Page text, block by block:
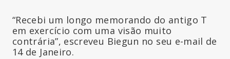
“Recebi um longo memorando do antigo T
em exercício com uma visão muito
contrária”, escreveu Biegun no seu e-mail de
14 de Janeiro.